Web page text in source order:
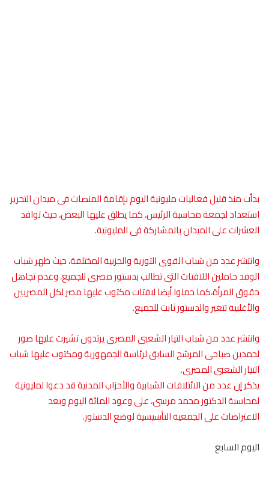
بدأت منذ قليل فعاليات مليونية اليوم بإقامة المنصات فى ميدان التحرير
استعداد لجمعة محاسبة الرئيس، كما يطلق عليها البعض، حيث توافد
العشرات على الميدان بالمشاركة فى المليونية.
وانتشر عدد من شباب القوى الثورية والحزبية المختلفة، حيث ظهر شباب
الوفد حاملين اللافتات التى تطالب بدستور مصرى للجميع، وعدم تجاهل
حقوق المرأة،كما حملوا أيضا لافتات مكتوب عليها مصر لكل المصريين
والأغلبية تتغير والدستور ثابت للجميع.
وانتشر عدد من شباب التيار الشعبى المصرى يرتدون تشيرت عليها صور
لحمدين صباحى المرشح السابق لرئاسة الجمهورية ومكتوب عليها شباب
التيار الشعبى المصرى.
يذكر إن عدد من الائتلافات الشبابية والأحزاب المدنية قد دعوا لمليونية
لمحاسبة الدكتور محمد مرسى، على وعود المائة اليوم وبعد
الاعتراضات على الجمعية التأسيسية لوضع الدستور.
اليوم السابع